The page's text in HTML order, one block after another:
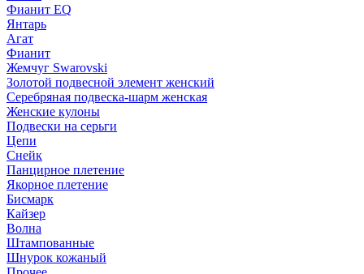
Фианит EQ
Янтарь
Агат
Фианит
Жемчуг Swarovski
Золотой подвесной элемент женcкий
Серебряная подвеска-шарм женская
Женские кулоны
Подвески на серьги
Цепи
Снейк
Панцирное плетение
Якорное плетение
Бисмарк
Кайзер
Волна
Штампованные
Шнурок кожаный